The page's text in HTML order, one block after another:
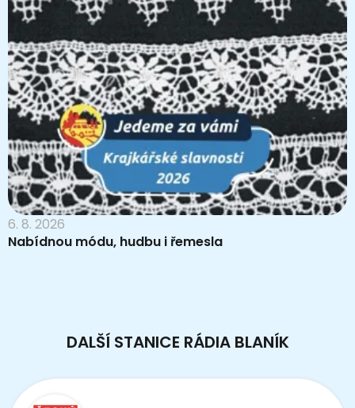
6. 8. 2026
Nabídnou módu, hudbu i řemesla
DALŠÍ STANICE RÁDIA BLANÍK